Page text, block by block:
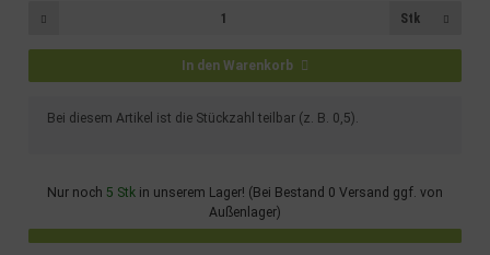
Stk
In den Warenkorb
xBei diesem Artikel ist die Stückzahl teilbar (z. B. 0,5).
Nur noch 5 Stk in unserem Lager! (Bei Bestand 0 Versand ggf. von
Außenlager)